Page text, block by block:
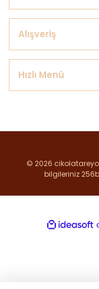
Alışveriş
Hızlı Menü
© 2026
bilgileriniz